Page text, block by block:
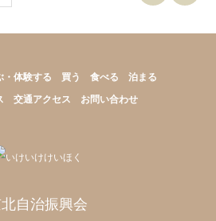
・体験する 買う 食べる
泊まる
交通アクセス お問い合わせ
自治振興会